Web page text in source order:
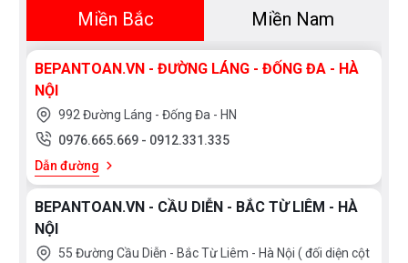
nghệ Nano tĩnh điện chống bám bẩn, chầy xước, giữ
được độ sáng bóng lâu bền.
+ Van đĩa được làm bằng sứ chống bám bẩn khóa
nước, đĩa sứ điều chỉnh nước bên trong lõi sen có bề
mặt siêu mịn, chuyển chế độ xả nước mượt mà linh
hoạt. Các lỗ xả nước được làm bằng cao su có độ bền
cao và dễ dàng vệ sinh
Miền Bắc Miền Nam
BEPANTOAN.VN - ĐƯỜNG LÁNG - ĐỐNG ĐA - HÀ
NỘI
992 Đường Láng - Đống Đa - HN
0976.665.669 - 0912.331.335
Dẫn đường
BEPANTOAN.VN - CẦU DIỄN - BẮC TỪ LIÊM - HÀ
NỘI
55 Đường Cầu Diễn - Bắc Từ Liêm - Hà Nội ( đối diện cột